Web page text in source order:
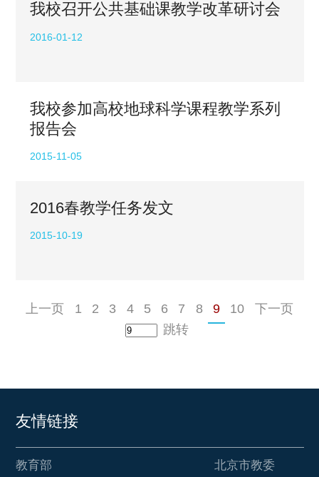
我校召开公共基础课教学改革研讨会
2016-01-12
我校参加高校地球科学课程教学系列
报告会
2015-11-05
2016春教学任务发文
2015-10-19
上一页 1 2 3 4 5 6 7 8 9 10
下一页
跳转
友情链接
教育部 北京市教委